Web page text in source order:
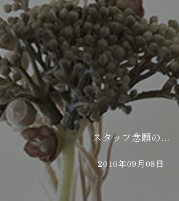
スタッフ念願の…
2016年09月08日